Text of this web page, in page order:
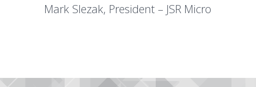
Mark Slezak, President – JSR Micro